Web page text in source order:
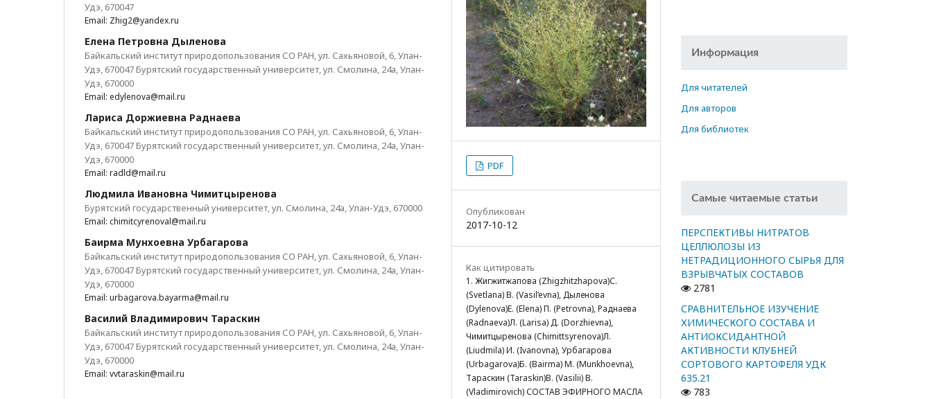
Удэ, 670047
Email: Zhig2@yandex.ru
Елена Петровна Дыленова
Байкальский институт природопользования СО РАН, ул. Сахьяновой, 6, Улан-
Удэ, 670047 Бурятский государственный университет, ул. Смолина, 24а, Улан-
Удэ, 670000
Email: edylenova@mail.ru
Лариса Доржиевна Раднаева
Байкальский институт природопользования СО РАН, ул. Сахьяновой, 6, Улан-
Удэ, 670047 Бурятский государственный университет, ул. Смолина, 24а, Улан-
Удэ, 670000
Email: radld@mail.ru
Людмила Ивановна Чимитцыренова
Бурятский государственный университет, ул. Смолина, 24а, Улан-Удэ, 670000
Email: chimitcyrenoval@mail.ru
Баирма Мунхоевна Урбагарова
Байкальский институт природопользования СО РАН, ул. Сахьяновой, 6, Улан-
Удэ, 670047 Бурятский государственный университет, ул. Смолина, 24а, Улан-
Удэ, 670000
Email: urbagarova.bayarma@mail.ru
Василий Владимирович Тараскин
Байкальский институт природопользования СО РАН, ул. Сахьяновой, 6, Улан-
Удэ, 670047 Бурятский государственный университет, ул. Смолина, 24а, Улан-
Удэ, 670000
Email: vvtaraskin@mail.ru
PDF
Опубликован
2017-10-12
Как цитировать
1. Жигжитжапова (Zhigzhitzhapova)С.
(Svetlana) В. (Vasil’evna), Дыленова
(Dylenova)Е. (Elena) П. (Petrovna), Раднаева
(Radnaeva)Л. (Larisa) Д. (Dorzhievna),
Чимитцыренова (Chimittsyrenova)Л.
(Liudmila) И. (Ivanovna), Урбагарова
(Urbagarova)Б. (Bairma) М. (Munkhoevna),
Тараскин (Taraskin)В. (Vasilii) В.
(Vladimirovich) СОСТАВ ЭФИРНОГО МАСЛА
Информация
Для читателей
Для авторов
Для библиотек
Самые читаемые статьи
ПЕРСПЕКТИВЫ НИТРАТОВ
ЦЕЛЛЮЛОЗЫ ИЗ
НЕТРАДИЦИОННОГО СЫРЬЯ ДЛЯ
ВЗРЫВЧАТЫХ СОСТАВОВ
2781
СРАВНИТЕЛЬНОЕ ИЗУЧЕНИЕ
ХИМИЧЕСКОГО СОСТАВА И
АНТИОКСИДАНТНОЙ
АКТИВНОСТИ КЛУБНЕЙ
СОРТОВОГО КАРТОФЕЛЯ УДК
635.21
783